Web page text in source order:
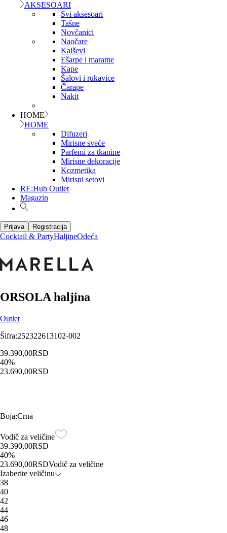
AKSESOARI
Svi aksesoari
Tašne
Novčanici
Naočare
Kaiševi
Ešarpe i marame
Kape
Šalovi i rukavice
Čarape
Nakit
HOME
HOME
Difuzeri
Mirisne sveće
Parfemi za tkanine
Mirisne dekoracije
Kozmetika
Mirisni setovi
RE:Hub Outlet
Magazin
Prijava Registracija
Cocktail & PartyHaljineOdeća
ORSOLA haljina
Outlet
Šifra:252322613102-002
39.390,00RSD
40%
23.690,00RSD
Boja:Crna
Vodič za veličine
39.390,00RSD
40%
23.690,00RSDVodič za veličine
Izaberite veličinu
38
40
42
44
46
48